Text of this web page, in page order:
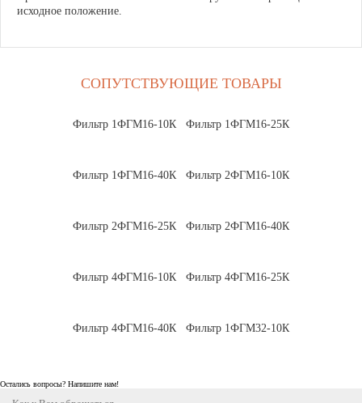
исходное положение.
СОПУТСТВУЮЩИЕ ТОВАРЫ
Фильтр 1ФГМ16-10К Фильтр 1ФГМ16-25К
Фильтр 1ФГМ16-40К Фильтр 2ФГМ16-10К
Фильтр 2ФГМ16-25К Фильтр 2ФГМ16-40К
Фильтр 4ФГМ16-10К Фильтр 4ФГМ16-25К
Фильтр 4ФГМ16-40К Фильтр 1ФГМ32-10К
Остались вопросы? Напишите нам!